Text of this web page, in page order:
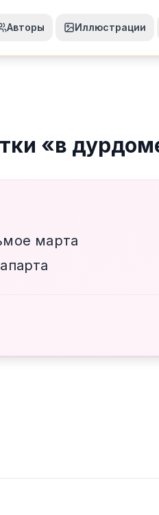
Авторы Иллюстрации
«в
марта